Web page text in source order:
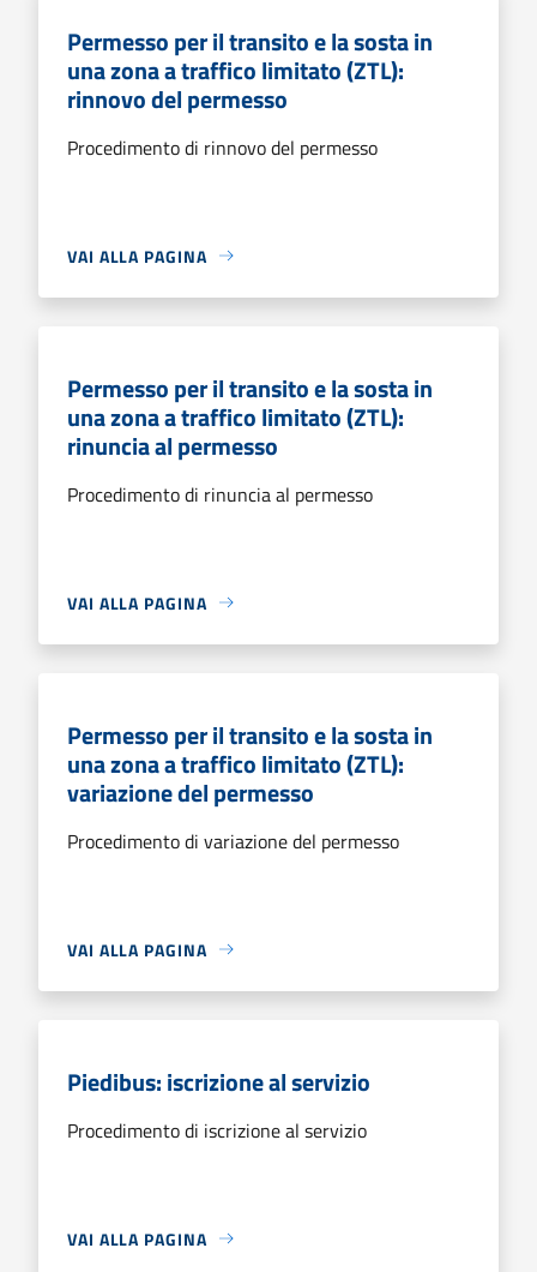
Permesso per il transito e la sosta in
una zona a traffico limitato (ZTL):
rinnovo del permesso
Procedimento di rinnovo del permesso
VAI ALLA PAGINA
Permesso per il transito e la sosta in
una zona a traffico limitato (ZTL):
rinuncia al permesso
Procedimento di rinuncia al permesso
VAI ALLA PAGINA
Permesso per il transito e la sosta in
una zona a traffico limitato (ZTL):
variazione del permesso
Procedimento di variazione del permesso
VAI ALLA PAGINA
Piedibus: iscrizione al servizio
Procedimento di iscrizione al servizio
VAI ALLA PAGINA